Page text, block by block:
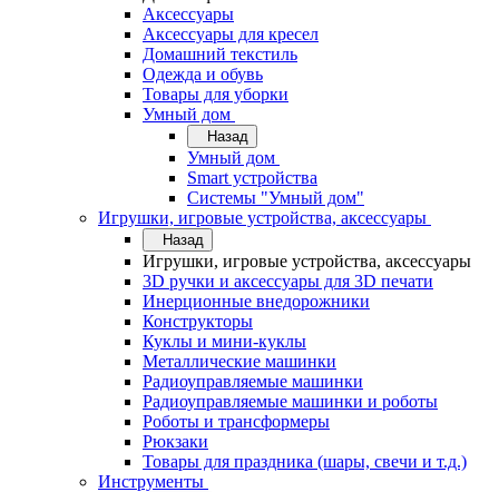
Аксессуары
Аксессуары для кресел
Домашний текстиль
Одежда и обувь
Товары для уборки
Умный дом
Назад
Умный дом
Smart устройства
Системы "Умный дом"
Игрушки, игровые устройства, аксессуары
Назад
Игрушки, игровые устройства, аксессуары
3D ручки и аксессуары для 3D печати
Инерционные внедорожники
Конструкторы
Куклы и мини-куклы
Металлические машинки
Радиоуправляемые машинки
Радиоуправляемые машинки и роботы
Роботы и трансформеры
Рюкзаки
Товары для праздника (шары, свечи и т.д.)
Инструменты